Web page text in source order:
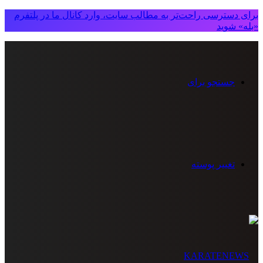
برای دسترسی راحت‌تر به مطالب سایت، وارد کانال ما در پلتفرم
«بله» شوید
جستجو برای
تغییر پوسته